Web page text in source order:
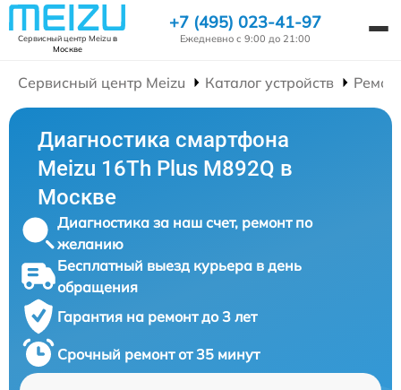
Сервисный центр Meizuв
Москве
+7 (495) 023-41-97
Ежедневно с 9:00 до 21:00
Сервисный центр Meizu Каталог устройств
Диагностика смартфона
Meizu 16Th Plus M892Q в
Москве
Диагностика за наш счет, ремонт по
желанию
Бесплатный выезд курьера в день
обращения
Гарантия на ремонт до 3 лет
Срочный ремонт от 35 минут